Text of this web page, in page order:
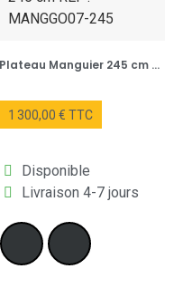
Plateau Manguier 245 cm REF : MANGGO07-245
1 300,00 € TTC
Disponible
Livraison 4-7 jours